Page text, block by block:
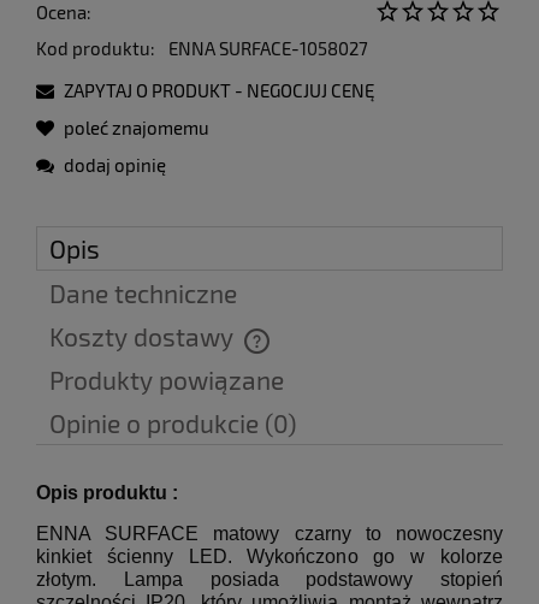
Ocena:
Kod produktu:
ENNA SURFACE-1058027
ZAPYTAJ O PRODUKT - NEGOCJUJ CENĘ
poleć znajomemu
dodaj opinię
Opis
Dane techniczne
Koszty dostawy
Cena nie zawiera ewentualnych kosztów płatności
Produkty powiązane
Opinie o produkcie (0)
Opis produktu :
ENNA SURFACE matowy czarny to nowoczesny
kinkiet ścienny LED. Wykończono go w kolorze
złotym. Lampa posiada podstawowy stopień